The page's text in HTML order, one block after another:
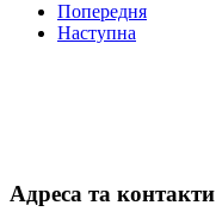
Попередня
Наступна
Адреса та контакти